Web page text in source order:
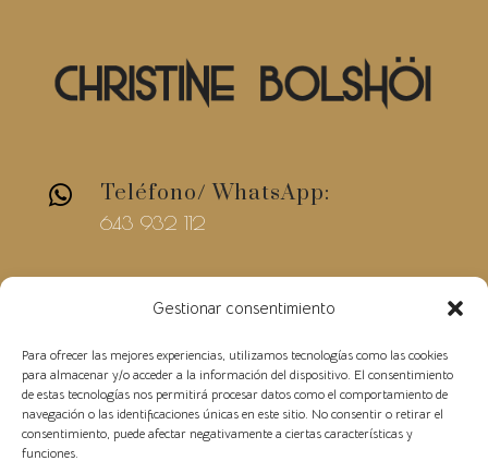
Gestionar consentimiento
Para ofrecer las mejores experiencias, utilizamos tecnologías como las cookies
para almacenar y/o acceder a la información del dispositivo. El consentimiento
de estas tecnologías nos permitirá procesar datos como el comportamiento de
navegación o las identificaciones únicas en este sitio. No consentir o retirar el
consentimiento, puede afectar negativamente a ciertas características y
funciones.
 Teléfono/ WhatsApp:
643 932 112
christinebolshoi@gmail.com